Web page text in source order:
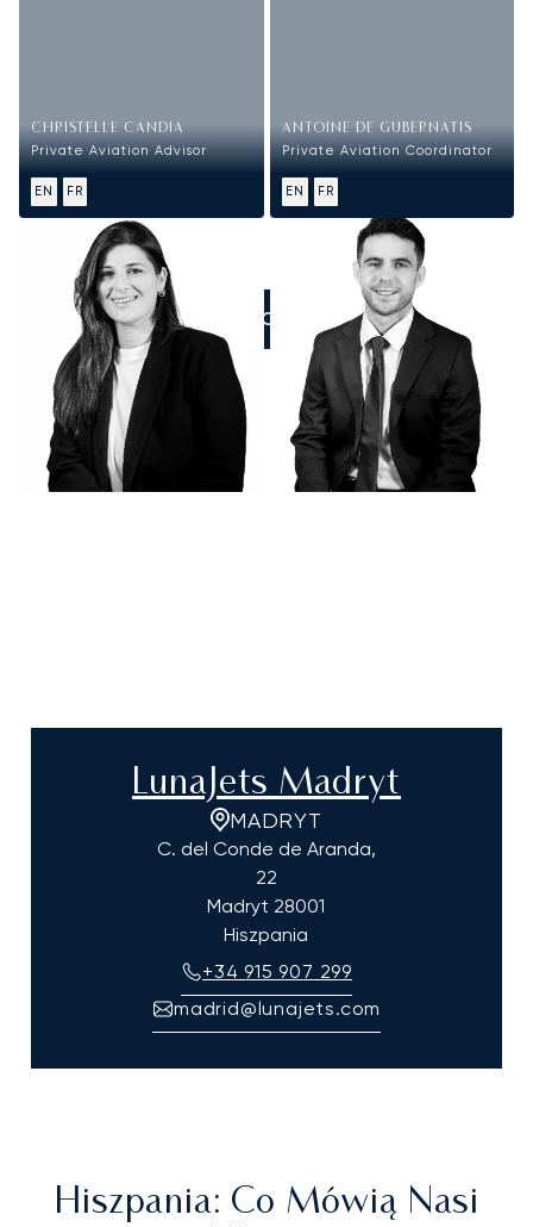
CHRISTELLE CANDIA
Private Aviation Advisor
EN FR
ANTOINE DE GUBERNATIS
Private Aviation Coordinator
EN FR
ZADZWOŃCIE DO NAS
LunaJets Madryt
MADRYT
C. del Conde de Aranda,
22
Madryt 28001
Hiszpania
+34 915 907 299
madrid@lunajets.com
Hiszpania: Co Mówią Nasi